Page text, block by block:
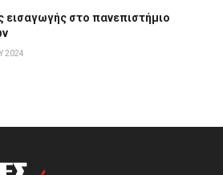
εισαγωγής στο πανεπιστήμιο
2024